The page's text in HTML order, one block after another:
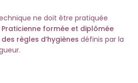
ne doit être pratiquée
formée et diplômée
des règles d’hygiènes définis par la